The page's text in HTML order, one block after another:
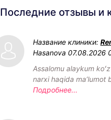
Последние отзывы и
Название клиники:
Hasanova 07.08.2026
Assalomu alaykum
narxi haqida maʼlumot
Подробнее...